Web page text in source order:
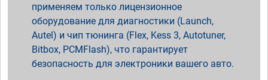
применяем только лицензионное
оборудование для диагностики (Launch,
Autel) и чип тюнинга (Flex, Kess 3, Autotuner,
Bitbox, PCMFlash), что гарантирует
безопасность для электроники вашего авто.